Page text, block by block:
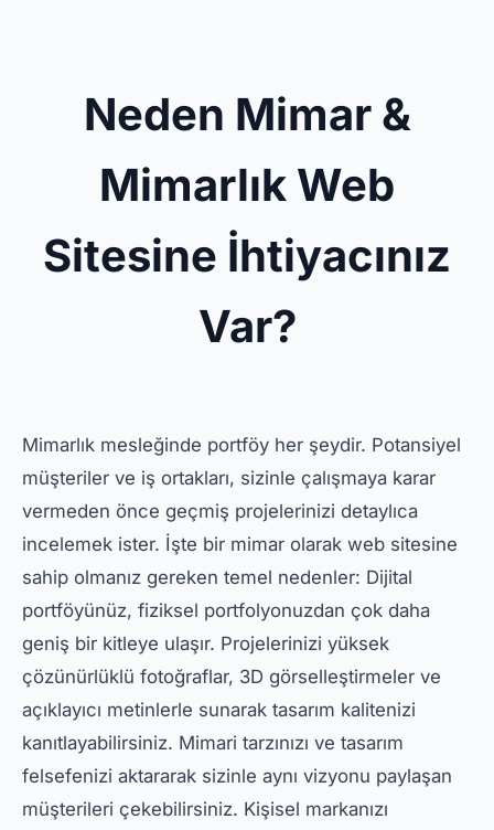
Neden Mimar &
Mimarlık Web
Sitesine İhtiyacınız
Var?
Mimarlık mesleğinde portföy her şeydir. Potansiyel
müşteriler ve iş ortakları, sizinle çalışmaya karar
vermeden önce geçmiş projelerinizi detaylıca
incelemek ister. İşte bir mimar olarak web sitesine
sahip olmanız gereken temel nedenler: Dijital
portföyünüz, fiziksel portfolyonuzdan çok daha
geniş bir kitleye ulaşır. Projelerinizi yüksek
çözünürlüklü fotoğraflar, 3D görselleştirmeler ve
açıklayıcı metinlerle sunarak tasarım kalitenizi
kanıtlayabilirsiniz. Mimari tarzınızı ve tasarım
felsefenizi aktararak sizinle aynı vizyonu paylaşan
müşterileri çekebilirsiniz. Kişisel markanızı